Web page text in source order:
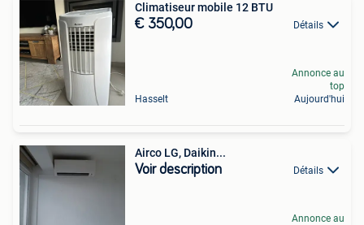
Climatiseur mobile 12 BTU
€ 350,00 Détails
Hasselt
Annonce au
top
Aujourd'hui
Airco LG, Daikin...
Voir description Détails
Annonce au